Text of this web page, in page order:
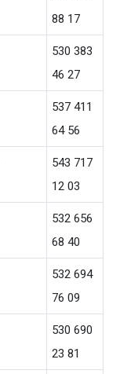
88 17
530 383
46 27
537 411
64 56
543 717
12 03
532 656
68 40
532 694
76 09
530 690
23 81